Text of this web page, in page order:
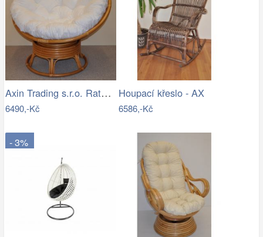
Axin Trading s.r.o. Ratanový papasan…
6490,-Kč
Houpací křeslo - AX
6586,-Kč
- 3%